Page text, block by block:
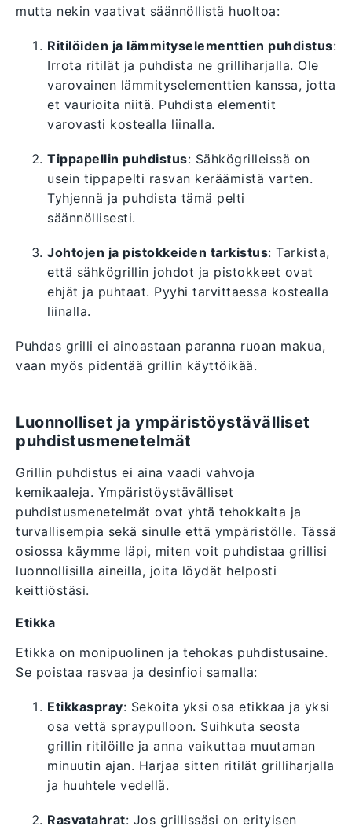
mutta nekin vaativat säännöllistä huoltoa:
Ritilöiden ja lämmityselementtien puhdistus:
Irrota ritilät ja puhdista ne grilliharjalla. Ole
varovainen lämmityselementtien kanssa, jotta
et vaurioita niitä. Puhdista elementit
varovasti kostealla liinalla.
Tippapellin puhdistus: Sähkögrilleissä on
usein tippapelti rasvan keräämistä varten.
Tyhjennä ja puhdista tämä pelti
säännöllisesti.
Johtojen ja pistokkeiden tarkistus: Tarkista,
että sähkögrillin johdot ja pistokkeet ovat
ehjät ja puhtaat. Pyyhi tarvittaessa kostealla
liinalla.
Puhdas grilli ei ainoastaan paranna ruoan makua,
vaan myös pidentää grillin käyttöikää.
Luonnolliset ja ympäristöystävälliset
puhdistusmenetelmät
Grillin puhdistus ei aina vaadi vahvoja
kemikaaleja. Ympäristöystävälliset
puhdistusmenetelmät ovat yhtä tehokkaita ja
turvallisempia sekä sinulle että ympäristölle. Tässä
osiossa käymme läpi, miten voit puhdistaa grillisi
luonnollisilla aineilla, joita löydät helposti
keittiöstäsi.
Etikka
Etikka on monipuolinen ja tehokas puhdistusaine.
Se poistaa rasvaa ja desinfioi samalla:
Etikkaspray: Sekoita yksi osa etikkaa ja yksi
osa vettä spraypulloon. Suihkuta seosta
grillin ritilöille ja anna vaikuttaa muutaman
minuutin ajan. Harjaa sitten ritilät grilliharjalla
ja huuhtele vedellä.
Rasvatahrat: Jos grillissäsi on erityisen